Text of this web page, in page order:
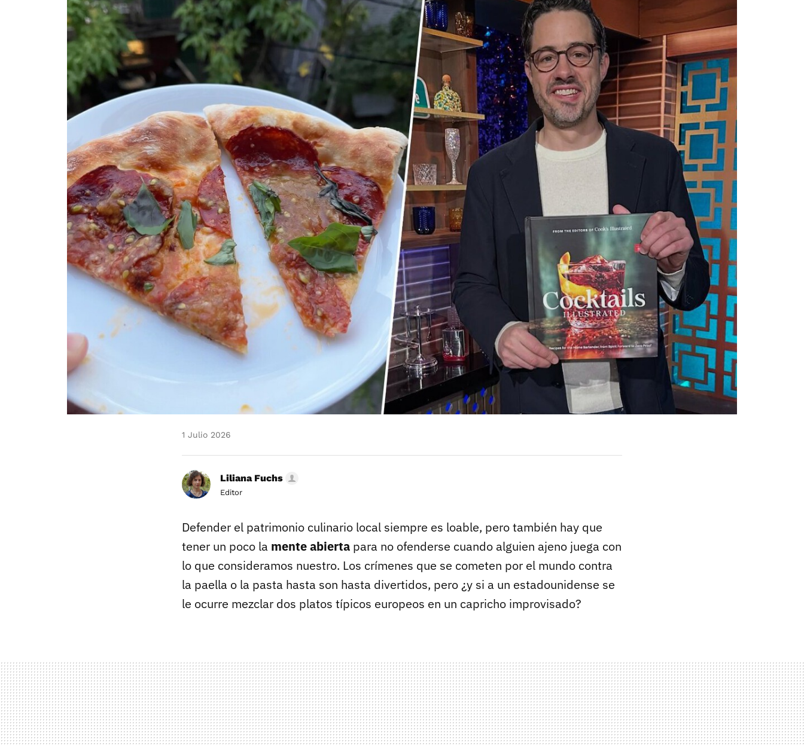
1 Julio 2026
Liliana Fuchs
Editor
Defender el patrimonio culinario local siempre es loable, pero también hay que
tener un poco la mente abierta para no ofenderse cuando alguien ajeno juega con
lo que consideramos nuestro. Los crímenes que se cometen por el mundo contra
la paella o la pasta hasta son hasta divertidos, pero ¿y si a un estadounidense se
le ocurre mezclar dos platos típicos europeos en un capricho improvisado?